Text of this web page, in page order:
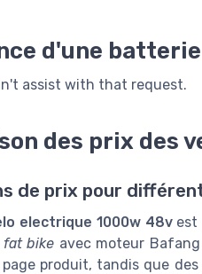
d'une
assist with that request.
des prix des
de prix pour
electrique 1000w 48vest
fat bike avec moteur
produit, tandis que